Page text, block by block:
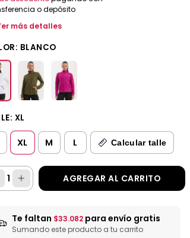
o depósito
más detalles
BLANCO
XL
XL M L Calcular talle
Te faltan $33.082 para envío gratis
Sumando este producto a tu carrito